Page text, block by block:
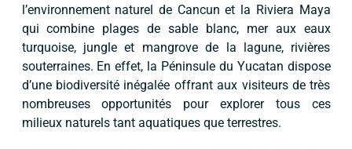
l’environnement naturel de Cancun et la Riviera Maya
qui combine plages de sable blanc, mer aux eaux
turquoise, jungle et mangrove de la lagune, rivières
souterraines. En effet, la Péninsule du Yucatan dispose
d’une biodiversité inégalée offrant aux visiteurs de très
nombreuses opportunités pour explorer tous ces
milieux naturels tant aquatiques que terrestres.